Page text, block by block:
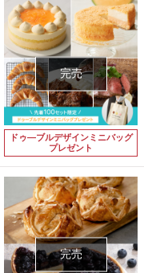
完売
ドゥ―ブルデザインミニバッグ
プレゼント
完売